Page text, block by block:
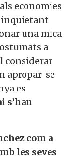
economies
inquietant
una mica
a
considerar
apropar-se
es
s’han
com a
les seves